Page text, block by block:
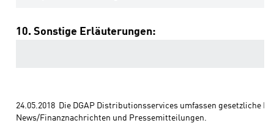
10. Sonstige Erläuterungen:
24.05.2018  Die DGAP Distributionsservices umfassen gesetzliche
News/Finanznachrichten und Pressemitteilungen.